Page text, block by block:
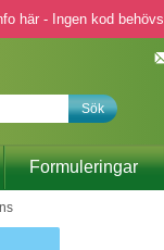
här - Ingen kod behövs
Sök
Formuleringar